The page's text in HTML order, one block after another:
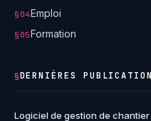
§04Emploi
§05Formation
§DERNIÈRES
Logiciel de gestion de